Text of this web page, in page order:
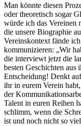
Man könnte diesen
oder theoretisch sogar
würde ich das Vereinen
die unsere Biographie
Vereinskontext fände
kommunizieren: „Wir
die interviewt jetzt die
besten Geschichten aus
Entscheidung! Denkt
ihr in eurem Verein
der
Talent in euren Reihen
schlimm, wenn die
ist und noch nicht so